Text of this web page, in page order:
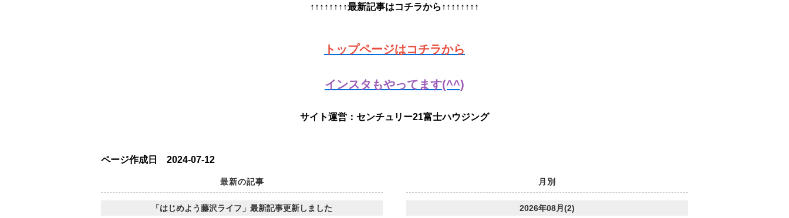
↑↑↑↑↑↑↑↑最新記事はコチラから↑↑↑↑↑↑↑↑
トップページはコチラから
インスタもやってます(^^)
サイト運営：センチュリー21富士ハウジング
ページ作成日 2024-07-12
最新の記事
「はじめよう藤沢ライフ」最新記事更新しました
月別
2026年08月(2)